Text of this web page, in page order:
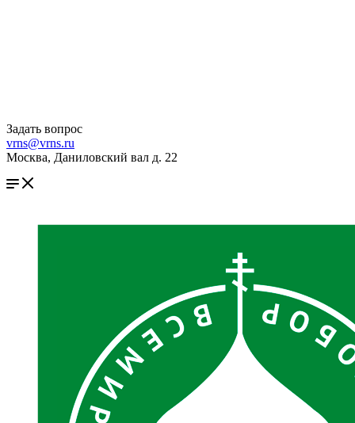
Задать вопрос
vrns@vrns.ru
Москва, Даниловский вал д. 22